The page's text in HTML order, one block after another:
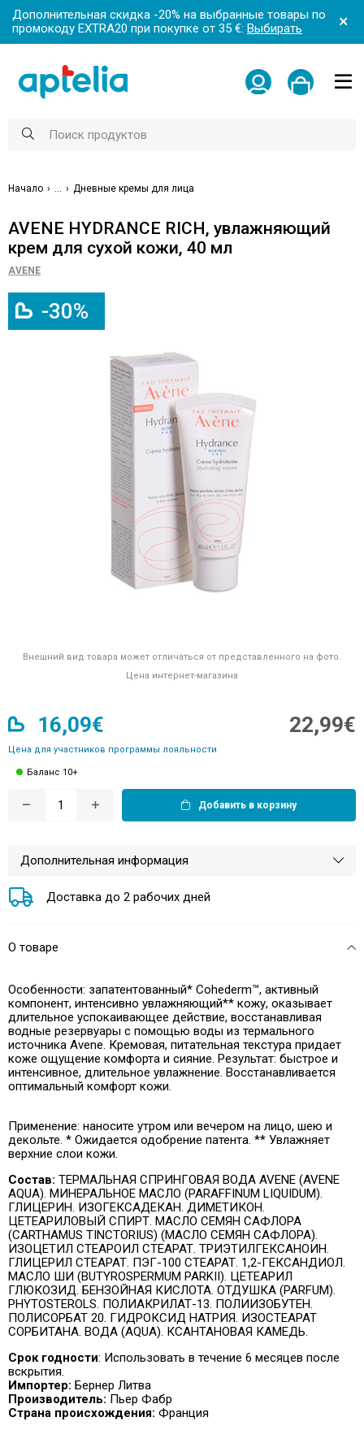
Дополнительная скидка -20% на выбранные товары по
промокоду EXTRA20 при покупке от 35 €: Выбирать
Начало Дневные кремы для лица
AVENE HYDRANCE RICH, увлажняющий
крем для сухой кожи, 40 мл
AVENE
-30%
Внешний вид товара может отличаться от представленного на фото.
Цена интернет-магазина
16,09€
Цена для участников программы лояльности
22,99€
Баланс 10+
Добавить в корзину
Дополнительная информация
Доставка до 2 рабочих дней
О товаре
Особенности: запатентованный* Cohederm™, активный
компонент, интенсивно увлажняющий** кожу, оказывает
длительное успокаивающее действие, восстанавливая
водные резервуары с помощью воды из термального
источника Avene. Кремовая, питательная текстура придает
коже ощущение комфорта и сияние. Результат: быстрое и
интенсивное, длительное увлажнение. Восстанавливается
оптимальный комфорт кожи.
Применение: наносите утром или вечером на лицо, шею и
декольте. * Ожидается одобрение патента. ** Увлажняет
верхние слои кожи.
Состав: ТЕРМАЛЬНАЯ СПРИНГОВАЯ ВОДА AVENE (AVENE
AQUA). МИНЕРАЛЬНОЕ МАСЛО (PARAFFINUM LIQUIDUM).
ГЛИЦЕРИН. ИЗОГЕКСАДЕКАН. ДИМЕТИКОН.
ЦЕТЕАРИЛОВЫЙ СПИРТ. МАСЛО СЕМЯН САФЛОРА
(CARTHAMUS TINCTORIUS) (МАСЛО СЕМЯН САФЛОРА).
ИЗОЦЕТИЛ СТЕАРОИЛ СТЕАРАТ. ТРИЭТИЛГЕКСАНОИН.
ГЛИЦЕРИЛ СТЕАРАТ. ПЭГ-100 СТЕАРАТ. 1,2-ГЕКСАНДИОЛ.
МАСЛО ШИ (BUTYROSPERMUM PARKII). ЦЕТЕАРИЛ
ГЛЮКОЗИД. БЕНЗОЙНАЯ КИСЛОТА. ОТДУШКА (PARFUM).
PHYTOSTEROLS. ПОЛИАКРИЛАТ-13. ПОЛИИЗОБУТЕН.
ПОЛИСОРБАТ 20. ГИДРОКСИД НАТРИЯ. ИЗОСТЕАРАТ
СОРБИТАНА. ВОДА (AQUA). КСАНТАНОВАЯ КАМЕДЬ.
Срок годности: Использовать в течение 6 месяцев после
вскрытия.
Импортер: Бернер Литва
Производитель: Пьер Фабр
Страна происхождения: Франция